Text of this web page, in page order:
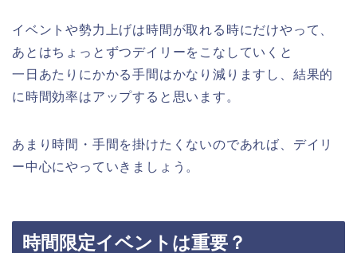
イベントや勢力上げは時間が取れる時にだけやって、
あとはちょっとずつデイリーをこなしていくと
一日あたりにかかる手間はかなり減りますし、結果的
に時間効率はアップすると思います。
あまり時間・手間を掛けたくないのであれば、デイリ
ー中心にやっていきましょう。
時間限定イベントは重要？